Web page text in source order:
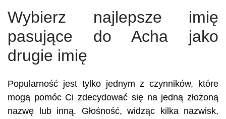
Wybierz najlepsze imię
pasujące do Acha jako
drugie imię
Popularność jest tylko jednym z czynników, które
mogą pomóc Ci zdecydować się na jedną złożoną
nazwę lub inną. Głośność, widząc kilka nazwisk,